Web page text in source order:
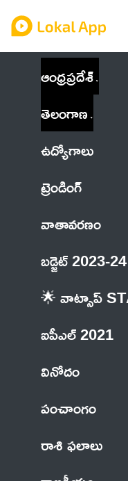
ఆంధ్రప్రదేశ్
తెలంగాణ
ఉద్యోగాలు
ట్రెండింగ్
వాతావరణం
బడ్జెట్ 2023-24
🌟 వాట్సాప్
ఐపీఎల్ 2021
వినోదం
పంచాంగం
రాశి ఫలాలు